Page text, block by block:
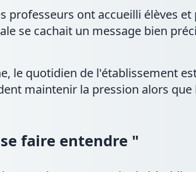
professeurs ont accueilli élèves
se cachait un message bien
le quotidien de l'établissement
maintenir la pression alors
faire entendre "